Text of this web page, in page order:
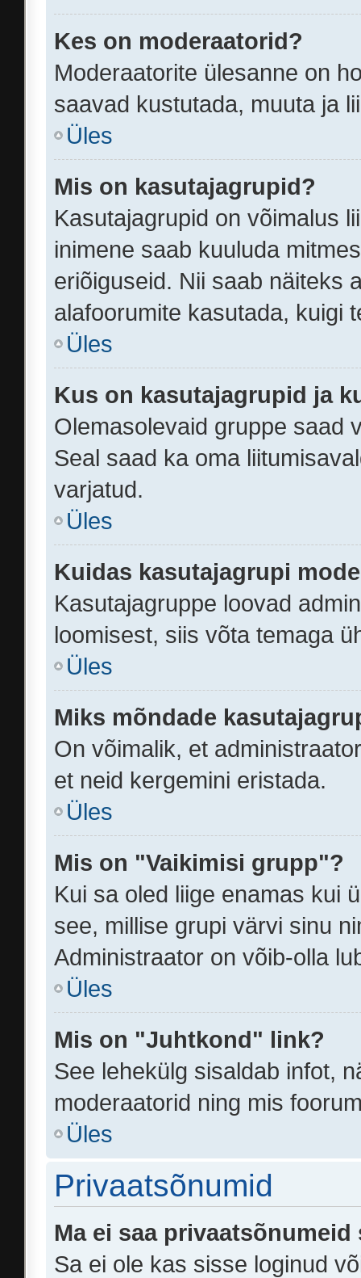
Kes on moderaatorid?
Moderaatorite ülesanne on
saavad kustutada, muuta ja
Üles
Mis on kasutajagrupid?
Kasutajagrupid on võimalus
inimene saab kuuluda
eriõiguseid. Nii saab näiteks
alafoorumite kasutada, kuigi
Üles
Kus on kasutajagrupid ja
Olemasolevaid gruppe saad
Seal saad ka oma
varjatud.
Üles
Kuidas kasutajagrupi
Kasutajagruppe loovad
loomisest, siis võta temaga
Üles
Miks mõndade
On võimalik, et
et neid kergemini eristada.
Üles
Mis on "Vaikimisi grupp"?
Kui sa oled liige enamas kui
see, millise grupi värvi sinu
Administraator on võib-olla
Üles
Mis on "Juhtkond" link?
See lehekülg sisaldab infot,
moderaatorid ning mis
Üles
Privaatsõnumid
Ma ei saa privaatsõnumeid
Sa ei ole kas sisse loginud